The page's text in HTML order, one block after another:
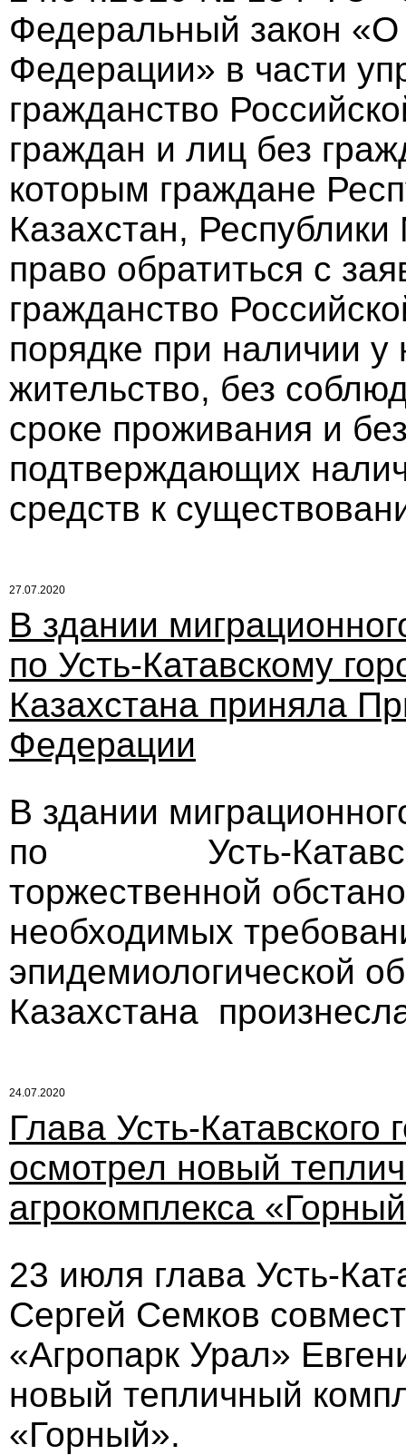
Федеральный закон «О
Федерации» в части
гражданство
граждан и лиц без
которым граждане
Казахстан,
право обратиться с
гражданство
порядке при наличии у
жительство, без
сроке проживания и
подтверждающих
средств к
27.07.2020
В здании
по Усть-Катавскому
Казахстана приняла
Федерации
В здании
по Усть-
торжественной
необходимых
эпидемиологической
Казахстана
24.07.2020
Глава Усть-Катавского
осмотрел новый
агрокомплекса
23 июля глава Усть-
Сергей Семков
«Агропарк Урал»
новый тепличный
«Горный».